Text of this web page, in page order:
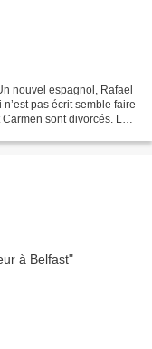
nouvel espagnol, Rafael
pas écrit semble faire
Carmen sont divorcés. Lui